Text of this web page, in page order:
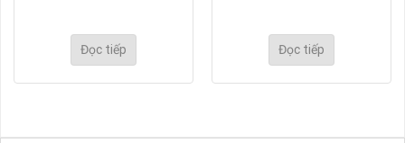
Đọc tiếp Đọc tiếp